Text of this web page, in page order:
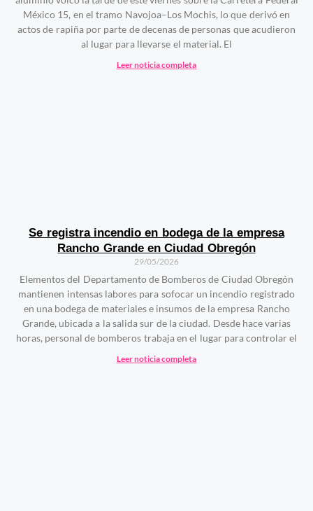
México 15, en el tramo Navojoa–Los Mochis, lo que derivó en
actos de rapiña por parte de decenas de personas que acudieron
al lugar para llevarse el material. El
Leer noticia completa
Se registra incendio en bodega de la empresa
Rancho Grande en Ciudad Obregón
29/05/2026
Elementos del Departamento de Bomberos de Ciudad Obregón
mantienen intensas labores para sofocar un incendio registrado
en una bodega de materiales e insumos de la empresa Rancho
Grande, ubicada a la salida sur de la ciudad. Desde hace varias
horas, personal de bomberos trabaja en el lugar para controlar el
Leer noticia completa